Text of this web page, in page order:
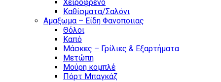
Χειρόφρενο
Καθίσματα/Σαλόνι
Αμαξωμα – Είδη Φανοποιιας
Θόλοι
Καπό
Μάσκες – Γρίλιες & Εξαρτήματα
Μετώπη
Μούρη κομπλέ
Πόρτ Μπαγκάζ